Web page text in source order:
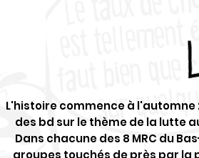
L'histoire commence à
des bd sur le thème de la lutte
Dans chacune des 8 MRC du
groupes touchés de près par la